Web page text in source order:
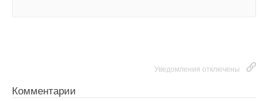
Уведомления отключены
Комментарии
панели при эксплуатации в действующей котельной
интеллект, стиль и энергоэффективность
Рассмотрим мероприятия по достижению гигиены